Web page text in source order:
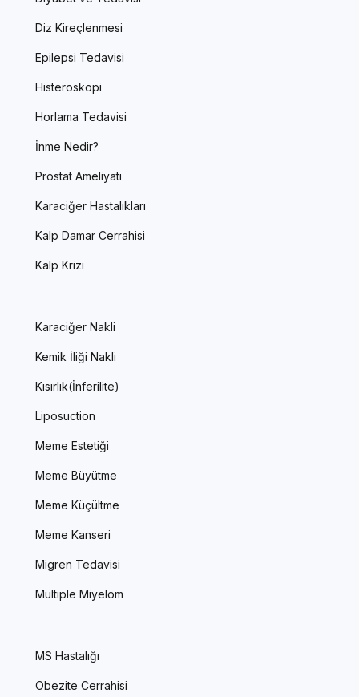
Diz Kireçlenmesi
Epilepsi Tedavisi
Histeroskopi
Horlama Tedavisi
İnme Nedir?
Prostat Ameliyatı
Karaciğer Hastalıkları
Kalp Damar Cerrahisi
Kalp Krizi
Karaciğer Nakli
Kemik İliği Nakli
Kısırlık(İnferilite)
Liposuction
Meme Estetiği
Meme Büyütme
Meme Küçültme
Meme Kanseri
Migren Tedavisi
Multiple Miyelom
MS Hastalığı
Obezite Cerrahisi